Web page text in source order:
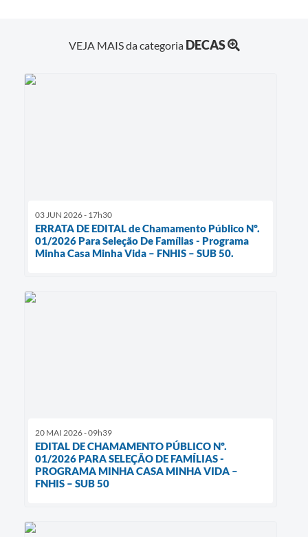
VEJA MAIS da categoria DECAS
03 JUN 2026 - 17h30
ERRATA DE EDITAL de Chamamento Público Nº.
01/2026 Para Seleção De Famílias - Programa
Minha Casa Minha Vida – FNHIS – SUB 50.
20 MAI 2026 - 09h39
EDITAL DE CHAMAMENTO PÚBLICO Nº.
01/2026 PARA SELEÇÃO DE FAMÍLIAS -
PROGRAMA MINHA CASA MINHA VIDA –
FNHIS – SUB 50